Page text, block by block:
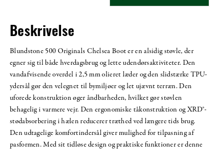
Beskrivelse
Blundstone 500 Originals Chelsea Boot er en alsidig støvle, der
egner sig til både hverdagsbrug og lette udendørsaktiviteter. Den
vandafvisende overdel i 2,5 mm olieret læder og den slidstærke TPU-
ydersål gør den velegnet til bymiljøer og let ujævnt terræn. Den
uforede konstruktion øger åndbarheden, hvilket gør støvlen
behagelig i varmere vejr. Den ergonomiske tåkonstruktion og XRD®-
stødabsorbering i hælen reducerer træthed ved længere tids brug.
Den udtagelige komfortindersål giver mulighed for tilpasning af
pasformen. Med sit tidløse design og praktiske funktioner er denne